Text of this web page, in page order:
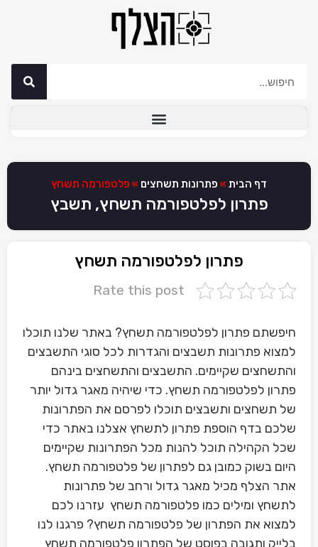
דף הבית » פתרונות תשחצים » פלטפורמה תשחץ
פתרון לפלטפורמה תשחץ, תשבץ
פתרון לפלטפורמה תשחץ
Rate this post
חיפשתם פתרון לפלטפורמה תשחץ? באתר שלנו תוכלו
למצוא פתרונות תשבצים והגדרות לכל סוגי התשבצים
והתשחצים שקיימים. התשבצים והתשחצים בינהם
פתרון לפלטפורמה תשחץ. כדי שיהיה מאגר גדול יותר
של תשחצים ותשבצים תוכלו לפרסם את הפתרונות
שלכם בדף הוספת פתרון לתשחץ אצלנו באתר כדי
שכל הקהילה תוכל להנות מכל הפתרונות שקיימים
היום בשוק כמובן גם לפתרון של פלטפורמה תשחץ.
אתר הצלף מכיל מאגר גדול ורחב של פתרונות
לתשחץ ומילים כמו פלטפורמה תשחץ עזרנו לכם
למצוא את הפתרון של פלטפורמה תשחץ? פרגנו לנו
בלייק ותגובה בפוסט של הפתרון פלטפורמה תשחץ